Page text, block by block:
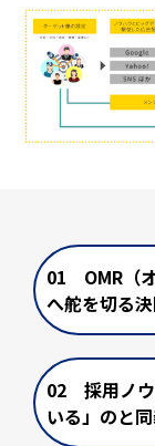
01 OMR（オ
へ舵を切る
02 採用ノウ
いる」のと